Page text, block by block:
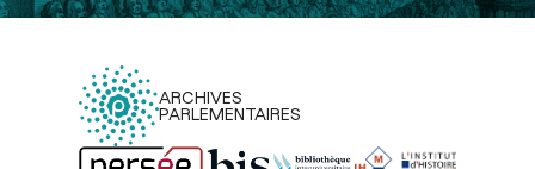
ARCHIVES
PARLEMENTAIRES